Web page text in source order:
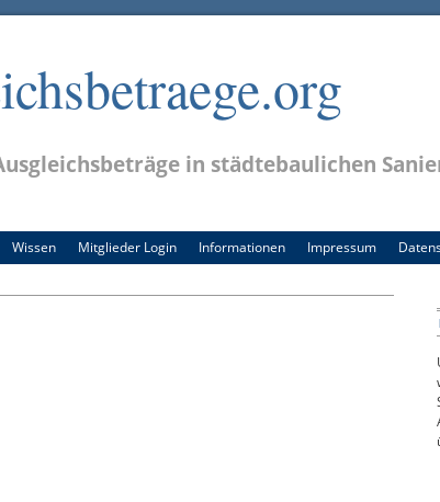
in städtebaulichen
Wissen Mitglieder Login Informationen Impressum